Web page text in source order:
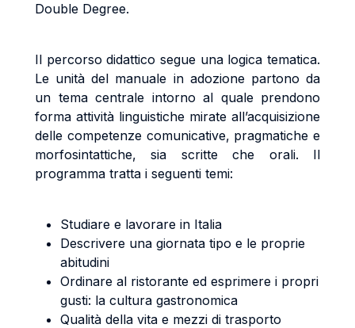
Double Degree.
Il percorso didattico segue una logica tematica.
Le unità del manuale in adozione partono da
un tema centrale intorno al quale prendono
forma attività linguistiche mirate all’acquisizione
delle competenze comunicative, pragmatiche e
morfosintattiche, sia scritte che orali. Il
programma tratta i seguenti temi:
Studiare e lavorare in Italia
Descrivere una giornata tipo e le proprie
abitudini
Ordinare al ristorante ed esprimere i propri
gusti: la cultura gastronomica
Qualità della vita e mezzi di trasporto